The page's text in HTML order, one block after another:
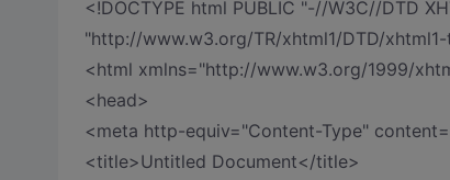
<!DOCTYPE html PUBLIC "-//W3C//DTD
"http://www.w3.org/TR/xhtml1/DTD/
<html xmlns="http://www.w3.org/1999/
<head>
<meta http-equiv="Content-Type"
<title>Untitled Document</title>